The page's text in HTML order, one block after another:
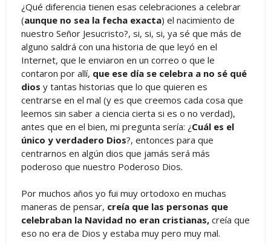
¿Qué diferencia tienen esas celebraciones a celebrar
(aunque no sea la fecha exacta) el nacimiento de
nuestro Señor Jesucristo?, si, si, si, ya sé que más de
alguno saldrá con una historia de que leyó en el
Internet, que le enviaron en un correo o que le
contaron por allí, que ese día se celebra a no sé qué
dios y tantas historias que lo que quieren es
centrarse en el mal (y es que creemos cada cosa que
leemos sin saber a ciencia cierta si es o no verdad),
antes que en el bien, mi pregunta sería: ¿Cuál es el
único y verdadero Dios?, entonces para que
centrarnos en algún dios que jamás será más
poderoso que nuestro Poderoso Dios.
Por muchos años yo fui muy ortodoxo en muchas
maneras de pensar, creía que las personas que
celebraban la Navidad no eran cristianas,creía que
eso no era de Dios y estaba muy pero muy mal.